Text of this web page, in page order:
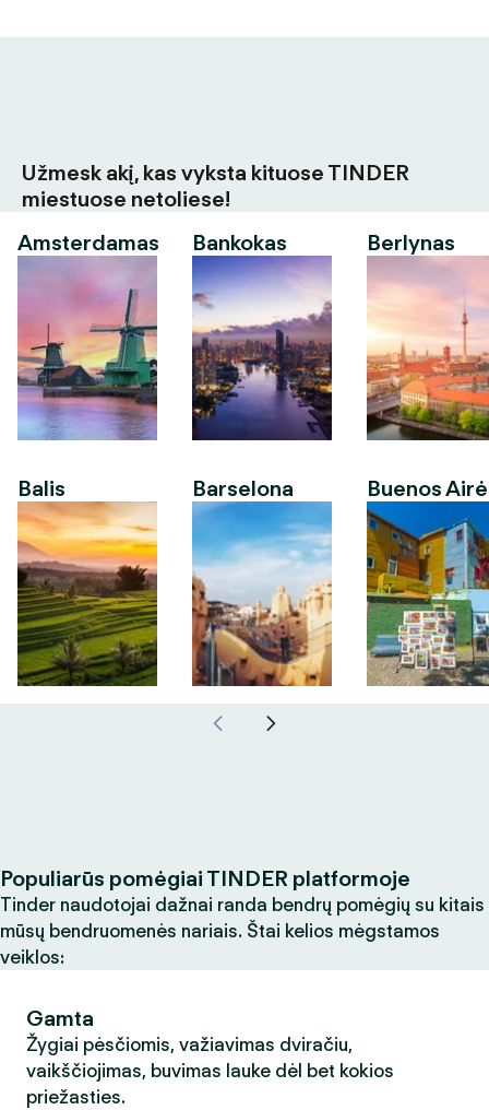
Užmesk akį, kas vyksta kituose TINDER
miestuose netoliese!
Amsterdamas
Balis
Bankokas
Barselona
Berlynas
Buenos
Populiarūs pomėgiai TINDER platformoje
Tinder naudotojai dažnai randa bendrų pomėgių su kitais
mūsų bendruomenės nariais. Štai kelios mėgstamos
veiklos:
Gamta
Žygiai pėsčiomis, važiavimas dviračiu,
vaikščiojimas, buvimas lauke dėl bet kokios
priežasties.